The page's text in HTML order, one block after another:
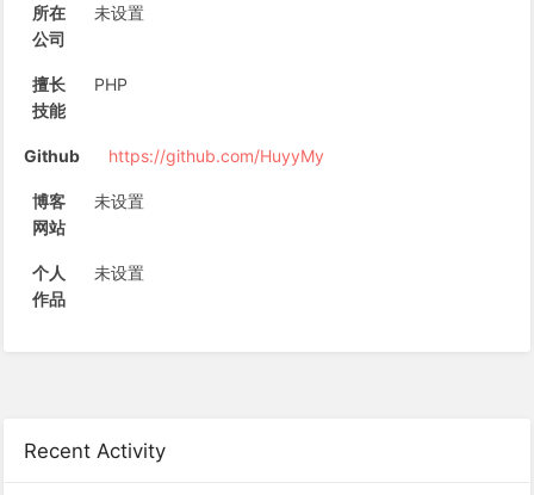
Recent Activity
所在
公司
未设置
擅长
技能
PHP
Github https://github.com/HuyyMy
博客
网站
未设置
个人
作品
未设置